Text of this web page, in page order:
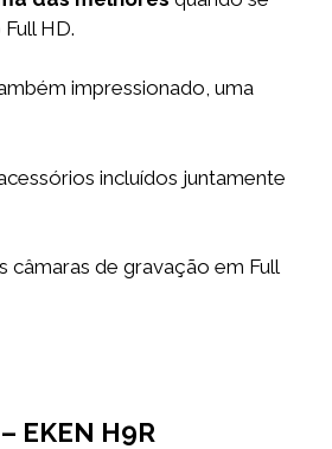
HD.
impressionado, uma
incluídos juntamente
câmaras de gravação em Full
EKEN H9R